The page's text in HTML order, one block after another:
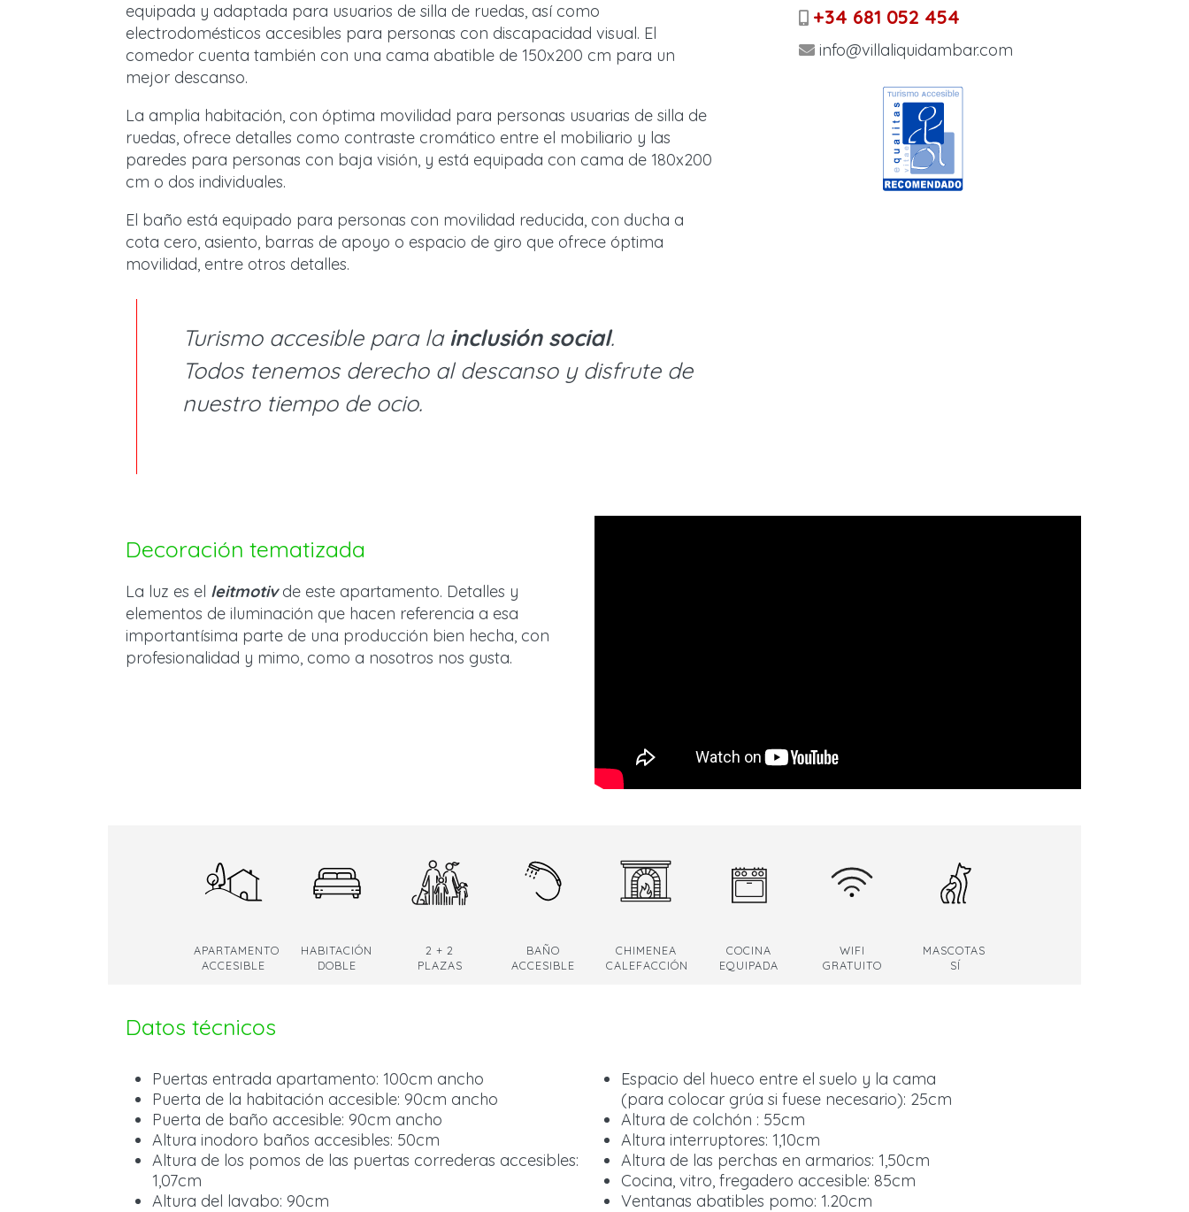
equipada y adaptada para usuarios de silla de ruedas, así como
electrodomésticos accesibles para personas con discapacidad visual. El
comedor cuenta también con una cama abatible de 150x200 cm para un
mejor descanso.
La amplia habitación, con óptima movilidad para personas usuarias de silla de
ruedas, ofrece detalles como contraste cromático entre el mobiliario y las
paredes para personas con baja visión, y está equipada con cama de 180x200
cm o dos individuales.
El baño está equipado para personas con movilidad reducida, con ducha a
cota cero, asiento, barras de apoyo o espacio de giro que ofrece óptima
movilidad, entre otros detalles.
Turismo accesible para lainclusión social.
Todos tenemos derecho al descanso y disfrute de
nuestro tiempo de ocio.
+34 681 052 454
info@villaliquidambar.com
Decoración tematizada
La luz es el leitmotiv de este apartamento. Detalles y
elementos de iluminación que hacen referencia a esa
importantísima parte de una producción bien hecha, con
profesionalidad y mimo, como a nosotros nos gusta.
APARTAMENTO
ACCESIBLE
HABITACIÓN
DOBLE
2 + 2
PLAZAS
BAÑO
ACCESIBLE
CHIMENEA
CALEFACCIÓN
COCINA
EQUIPADA
WIFI
GRATUITO
MASCOTAS
SÍ
Datos técnicos
Puertas entrada apartamento: 100cm ancho
Puerta de la habitación accesible: 90cm ancho
Puerta de baño accesible: 90cm ancho
Altura inodoro baños accesibles: 50cm
Altura de los pomos de las puertas correderas accesibles:
1,07cm
Altura del lavabo: 90cm
Espacio del hueco entre el suelo y la cama
(para colocar grúa si fuese necesario): 25cm
Altura de colchón : 55cm
Altura interruptores: 1,10cm
Altura de las perchas en armarios: 1,50cm
Cocina, vitro, fregadero accesible: 85cm
Ventanas abatibles pomo: 1.20cm